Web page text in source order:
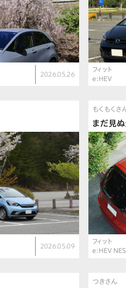
2026.05.26
フィット
e:HEV
2026.05.09
もくもくさ
まだ見ぬ
フィット
e:HEV
つきさん